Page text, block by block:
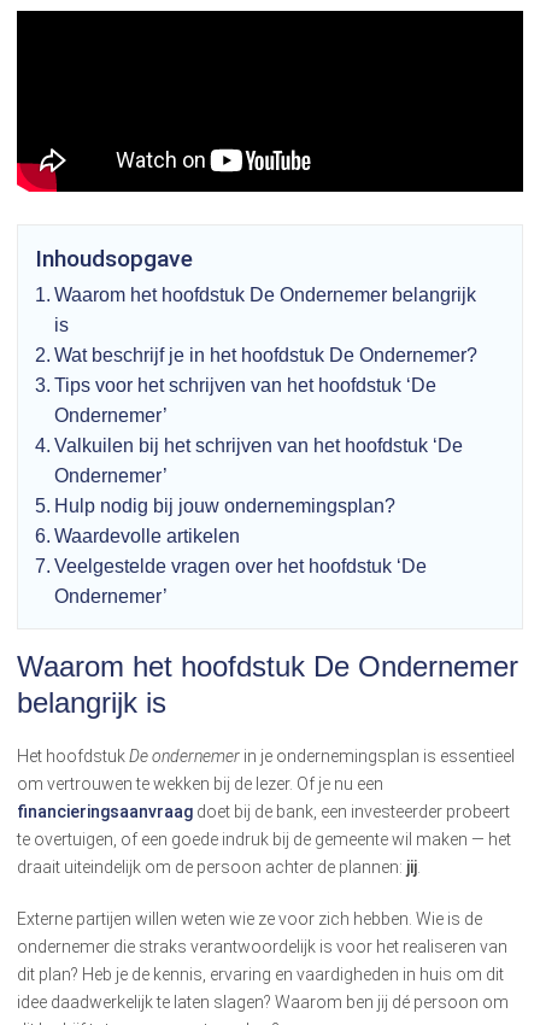
Inhoudsopgave
Waarom het hoofdstuk De Ondernemer belangrijk
is
Wat beschrijf je in het hoofdstuk De Ondernemer?
Tips voor het schrijven van het hoofdstuk ‘De
Ondernemer’
Valkuilen bij het schrijven van het hoofdstuk ‘De
Ondernemer’
Hulp nodig bij jouw ondernemingsplan?
Waardevolle artikelen
Veelgestelde vragen over het hoofdstuk ‘De
Ondernemer’
Waarom het hoofdstuk De Ondernemer
belangrijk is
Het hoofdstukDe ondernemer in je ondernemingsplan is essentieel
om vertrouwen te wekken bij de lezer. Of je nu een
financieringsaanvraag doet bij de bank, een investeerder probeert
te overtuigen, of een goede indruk bij de gemeente wil maken — het
draait uiteindelijk om de persoon achter de plannen: jij
Externe partijen willen weten wie ze voor zich hebben. Wie is de
ondernemer die straks verantwoordelijk is voor het realiseren van
dit plan? Heb je de kennis, ervaring en vaardigheden in huis om dit
idee daadwerkelijk te laten slagen? Waarom ben jij dé persoon om